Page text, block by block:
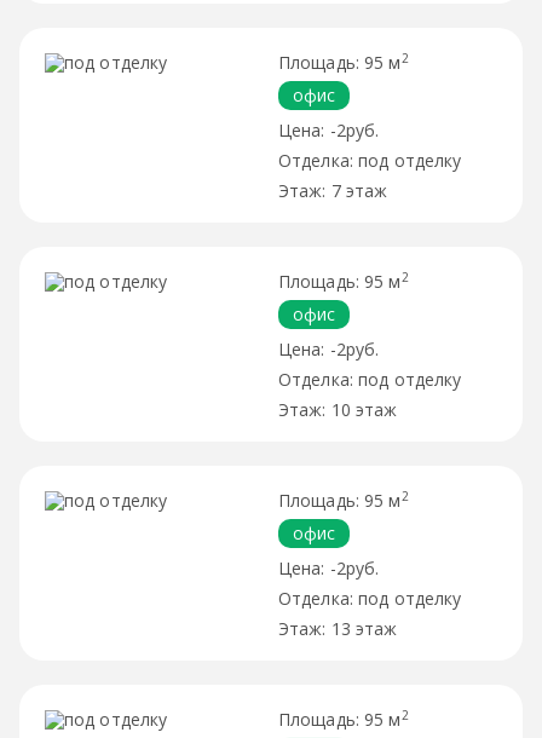
95 м 2
офис
-2руб.
под отделку
7 этаж
95 м 2
офис
-2руб.
под отделку
10 этаж
95 м 2
офис
-2руб.
под отделку
13 этаж
95 м 2